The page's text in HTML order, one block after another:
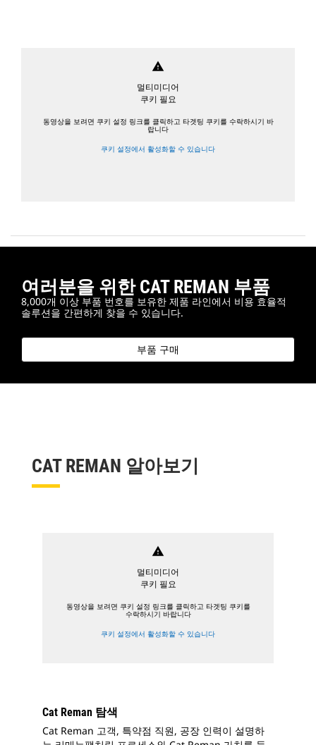
warning
멀티미디어
쿠키 필요
동영상을 보려면 쿠키 설정 링크를 클릭하고 타겟팅 쿠키를 수락하시기 바
랍니다
쿠키 설정에서 활성화할 수 있습니다
여러분을 위한 CAT REMAN 부품
8,000개 이상 부품 번호를 보유한 제품 라인에서 비용 효율적
솔루션을 간편하게 찾을 수 있습니다.
부품 구매
CAT REMAN 알아보기
warning
멀티미디어
쿠키 필요
동영상을 보려면 쿠키 설정 링크를 클릭하고 타겟팅 쿠키를
수락하시기 바랍니다
쿠키 설정에서 활성화할 수 있습니다
Cat Reman 탐색
Cat Reman 고객, 특약점 직원, 공장 인력이 설명하